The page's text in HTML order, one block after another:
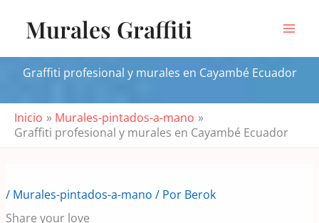
contenidoMurales Graffiti
Graffiti profesional y murales en Cayambé Ecuador
Inicio
Murales-pintados-a-mano
Graffiti profesional y murales en Cayambé Ecuador
/ Murales-pintados-a-mano / Por Berok
Share your love